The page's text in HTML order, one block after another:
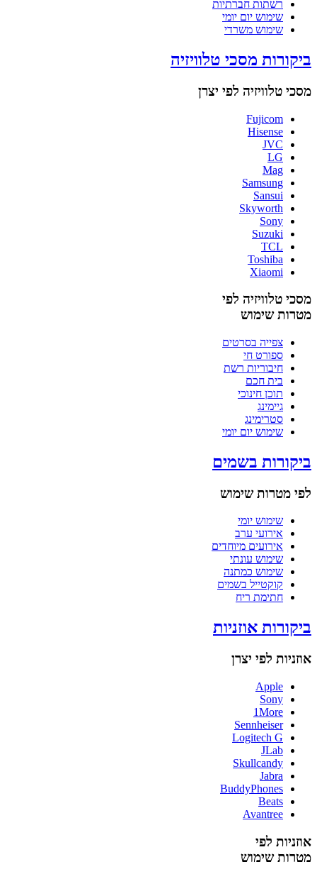
רשתות חברתיות
שימוש יום יומי
שימוש משרדי
ביקורות מסכי טלוויזיה
מסכי טלוויזיה לפי יצרן
Fujicom
Hisense
JVC
LG
Mag
Samsung
Sansui
Skyworth
Sony
Suzuki
TCL
Toshiba
Xiaomi
מסכי טלוויזיה לפי
מטרות שימוש
צפייה בסרטים
ספורט חי
חיבוריות רשת
בית חכם
תוכן חינוכי
גיימינג
סטרימינג
שימוש יום יומי
ביקורות בשמים
לפי מטרות שימוש
שימוש יומי
אירועי ערב
אירועים מיוחדים
שימוש עונתי
שימוש כמתנה
קוקטייל בשמים
חתימת ריח
ביקורות אוזניות
אוזניות לפי יצרן
Apple
Sony
1More
Sennheiser
Logitech G
JLab
Skullcandy
Jabra
BuddyPhones
Beats
Avantree
אוזניות לפי
מטרות שימוש